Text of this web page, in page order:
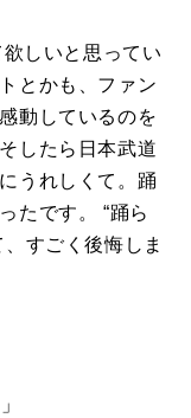
しいと思ってい
とかも、ファン
動しているのを
したら日本武道
うれしくて。踊
たです。 “踊ら
すごく後悔しま